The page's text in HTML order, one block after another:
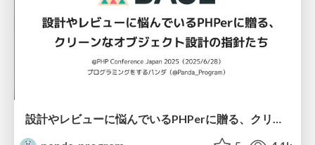
設計やレビューに悩んでいるPHPerに贈る、クリーンなオブジェクト設計の指針たち